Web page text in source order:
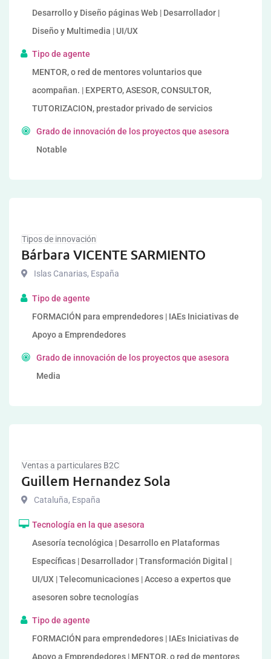
Desarrollo y Diseño páginas Web | Desarrollador |
Diseño y Multimedia | UI/UX
Tipo de agente
MENTOR, o red de mentores voluntarios que
acompañan. | EXPERTO, ASESOR, CONSULTOR,
TUTORIZACION, prestador privado de servicios
Grado de innovación de los proyectos que asesora
Notable
Tipos de innovación
Bárbara VICENTE SARMIENTO
Islas Canarias, España
Tipo de agente
FORMACIÓN para emprendedores | IAEs Iniciativas de
Apoyo a Emprendedores
Grado de innovación de los proyectos que asesora
Media
Ventas a particulares B2C
Guillem Hernandez Sola
Cataluña, España
Tecnología en la que asesora
Asesoría tecnológica | Desarrollo en Plataformas
Específicas | Desarrollador | Transformación Digital |
UI/UX | Telecomunicaciones | Acceso a expertos que
asesoren sobre tecnologías
Tipo de agente
FORMACIÓN para emprendedores | IAEs Iniciativas de
Apoyo a Emprendedores | MENTOR, o red de mentores